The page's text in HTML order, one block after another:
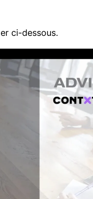
ci-dessous.